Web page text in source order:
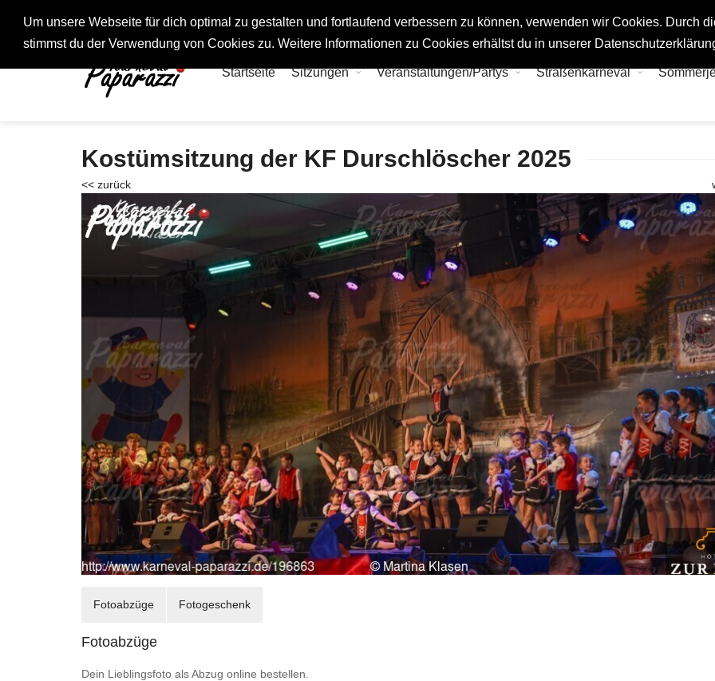
Um unsere Webseite für dich optimal zu gestalten und fortlaufend verbessern zu können, verwenden wir Cookies. Durch
stimmst du der Verwendung von Cookies zu. Weitere Informationen zu Cookies erhältst du in unserer
Fotos rund um den Fastelovend
Startseite Sitzungen Veranstaltungen/Partys Straßenkarneval
Kostümsitzung der KF Durschlöscher 2025
<< zurück
Fotoabzüge Fotogeschenk
Fotoabzüge
Dein Lieblingsfoto als Abzug online bestellen.